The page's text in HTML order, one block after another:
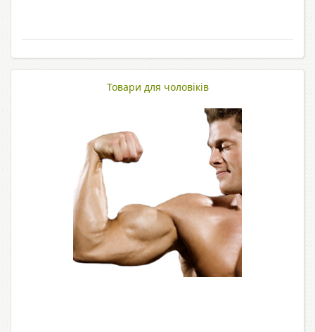
Товари для чоловіків